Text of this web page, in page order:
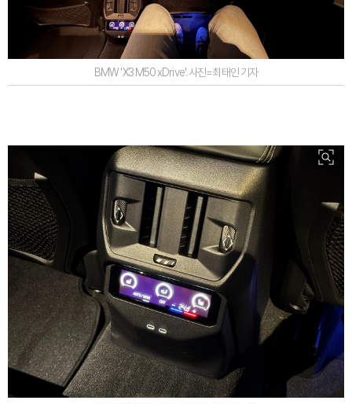
BMW 'X3 M50 xDrive'. 사진=최태인 기자